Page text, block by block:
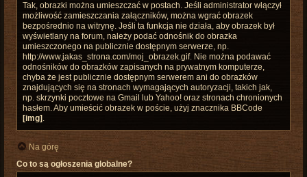
Tak, obrazki można umieszczać w postach. Jeśli administrator włączył
możliwość zamieszczania załączników, można wgrać obrazek
bezpośrednio na witrynę. Jeśli ta funkcja nie działa, aby obrazek był
wyświetlany na forum, należy podać odnośnik do obrazka
umieszczonego na publicznie dostępnym serwerze, np.
http://www.jakas_strona.com/moj_obrazek.gif. Nie można podawać
odnośników do obrazków zapisanych na prywatnym komputerze,
chyba że jest publicznie dostępnym serwerem ani do obrazków
znajdujących się na stronach wymagających autoryzacji, takich jak,
np. skrzynki pocztowe na Gmail lub Yahoo! oraz stronach chronionych
hasłem. Aby umieścić obrazek w poście, użyj znacznika BBCode
[img] .
Na górę
Co to są ogłoszenia globalne?